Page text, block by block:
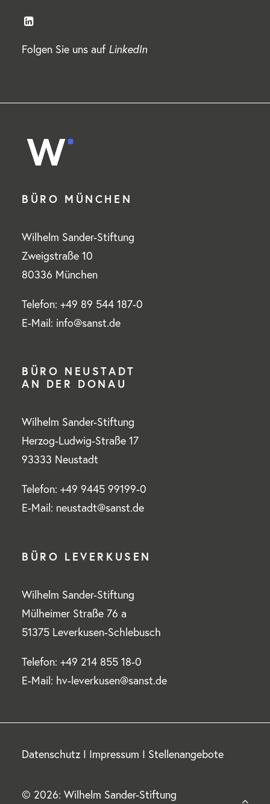
Folgen Sie uns auf LinkedIn
BÜRO MÜNCHEN
Wilhelm Sander-Stiftung
Zweigstraße 10
80336 München
Telefon: +49 89 544 187-0
E-Mail: info@sanst.de
BÜRO NEUSTADT
AN DER DONAU
Wilhelm Sander-Stiftung
Herzog-Ludwig-Straße 17
93333 Neustadt
Telefon: +49 9445 99199-0
E-Mail: neustadt@sanst.de
BÜRO LEVERKUSEN
Wilhelm Sander-Stiftung
Mülheimer Straße 76 a
51375 Leverkusen-Schlebusch
Telefon: +49 214 855 18-0
E-Mail: hv-leverkusen@sanst.de
Datenschutz I Impressum I Stellenangebote
© 2026: Wilhelm Sander-Stiftung